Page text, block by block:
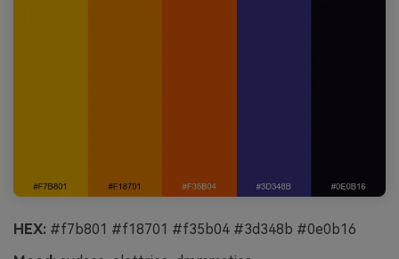
HEX: #f7b801 #f18701 #f35b04 #3d348b #0e0b16